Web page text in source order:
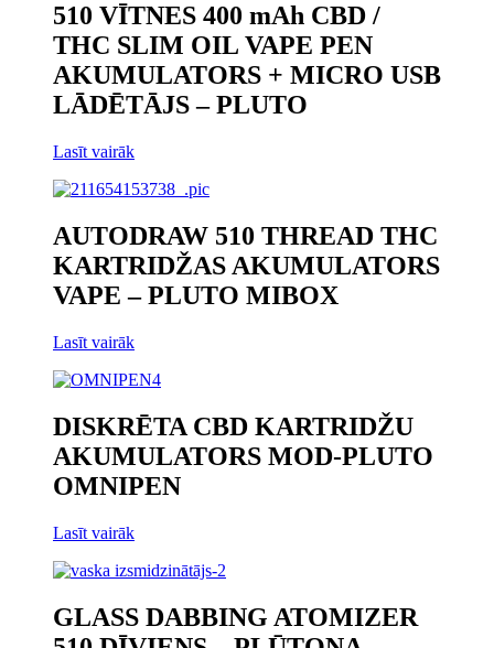
510 VĪTNES 400 mAh CBD /
THC SLIM OIL VAPE PEN
AKUMULATORS + MICRO USB
LĀDĒTĀJS – PLUTO
Lasīt vairāk
AUTODRAW 510 THREAD THC
KARTRIDŽAS AKUMULATORS
VAPE – PLUTO MIBOX
Lasīt vairāk
DISKRĒTA CBD KARTRIDŽU
AKUMULATORS MOD-PLUTO
OMNIPEN
Lasīt vairāk
GLASS DABBING ATOMIZER